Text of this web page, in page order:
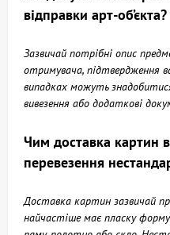
відправки арт-об’єкта?
Зазвичай потрібні опис
отримувача, підтвердження
випадках можуть
вивезення або додаткові
Чим доставка картин
перевезення
Доставка картин зазвичай
найчастіше має пласку